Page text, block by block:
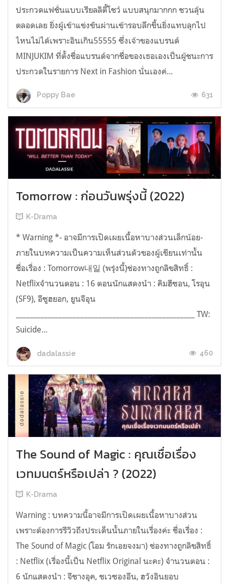
ประกวดแฟชั่นแบบเรียลลิตี้โชว์ แบบสนุกมากกก ชวนลุ้น
ตลอดเลย ยิ่งผู้เข้าแข่งขันผ่านเข้ารอบลึกขึ้นยิ่งแทบลุกไป
ไหนไม่ได้เพราะอินเกิน55555 ซึ่งเจ้าของแบรนด์
MINJUKIM ที่ตั้งชื่อแบรนด์จากชื่อของเธอเองเป็นผู้ชนะการ
ประกวดในรายการ Next in Fashion นั่นเองค่...
Poppy Bae 631
Tomorrow : ก่อนวันพรุ่งนี้ (2022)
K-Drama
* Warning *- อาจมีการเปิดเผยเนื้อหาบางส่วนเล็กน้อย-
ภายในบทความเป็นความเห็นส่วนตัวของผู้เขียนเท่านั้น
ชื่อเรื่อง : Tomorrow내일 (พรุ่งนี้)ช่องทางถูกลิขสิทธิ์ :
Netflixจำนวนตอน : 16 ตอนนักแสดงนำ : คิมฮีซอน, โรอุน
(SF9), อีซูฮยอก, ยูนจีอุน
__________________________________________________ TW:
Suicide...
dadalassie 460
The Sound of Magic : คุณเชื่อเรื่อง
เวทมนตร์หรือเปล่า ? (2022)
K-Drama
Warning : บทความนี้อาจมีการเปิดเผยเนื้อหาบางส่วน
เพราะต้องการรีวิวถึงประเด็นนั้นภายในเรื่องค่ะ ชื่อเรื่อง :
The Sound of Magic (โอม รักเอยจงมา) ช่องทางถูกลิขสิทธิ์
: Netflix (เรื่องนี้เป็น Netflix Original นะคะ) จำนวนตอน :
6 นักแสดงนำ : จีชางอุค, ชเวซองอึน, ฮวังอินยอบ